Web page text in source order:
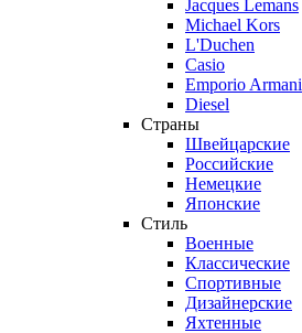
Jacques Lemans
Michael Kors
L'Duchen
Casio
Emporio Armani
Diesel
Страны
Швейцарские
Российские
Немецкие
Японские
Стиль
Военные
Классические
Спортивные
Дизайнерские
Яхтенные